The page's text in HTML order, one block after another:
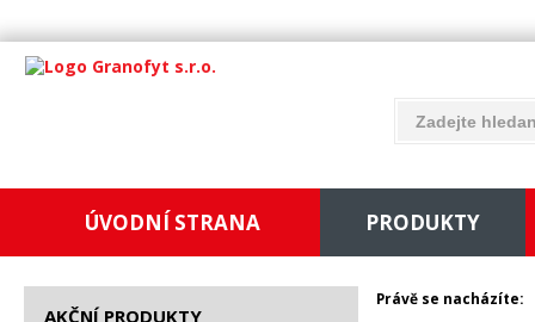
ÚVODNÍ STRANA PRODUKTY
AKČNÍ PRODUKTY
Právě se nacházíte: